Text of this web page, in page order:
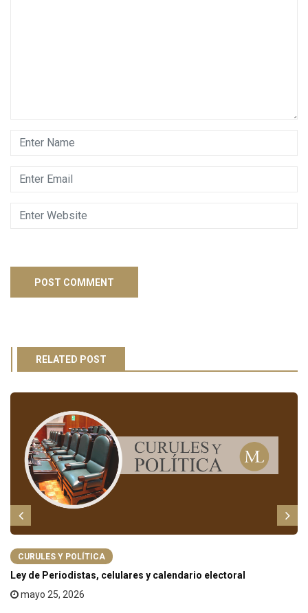
RELATED POST
CURULES Y POLÍTICA
Ley de Periodistas, celulares y calendario electoral
mayo 25, 2026